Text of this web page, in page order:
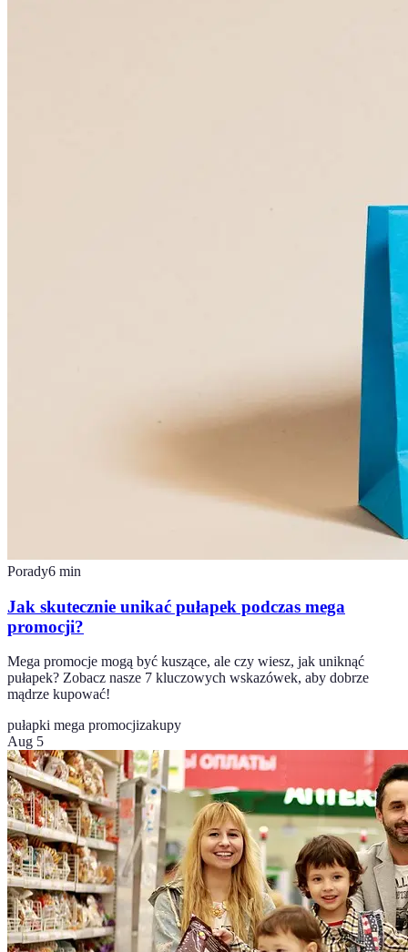
Porady6 min
Jak skutecznie unikać pułapek podczas mega
promocji?
Mega promocje mogą być kuszące, ale czy wiesz, jak uniknąć
pułapek? Zobacz nasze 7 kluczowych wskazówek, aby dobrze
mądrze kupować!
pułapki mega promocjizakupy
Aug 5